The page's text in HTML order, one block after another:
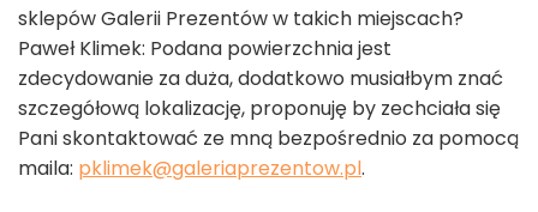
sklepów Galerii Prezentów w takich miejscach?
Paweł Klimek: Podana powierzchnia jest
zdecydowanie za duża, dodatkowo musiałbym znać
szczegółową lokalizację, proponuję by zechciała się
Pani skontaktować ze mną bezpośrednio za pomocą
maila: pklimek@galeriaprezentow.pl.